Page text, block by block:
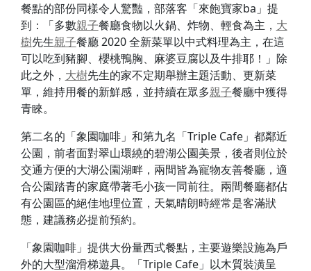
餐點的部份同樣令人驚豔，部落客「來飽寶家ba」提
到：「多數親子餐廳食物以火鍋、炸物、輕食為主， 大
樹先生親子餐廳 2020 全新菜單以中式料理為主，在這
可以吃到豬腳、櫻桃鴨胸、麻婆豆腐以及牛排耶！」除
此之外， 大樹先生的家不定期舉辦主題活動、更新菜
單，維持用餐的新鮮感，並持續在眾多親子餐廳中獲得
青睞。
第二名的「象園咖啡」和第九名「Triple Cafe」都鄰近
公園，前者面對翠山環繞的碧湖公園美景，後者則位於
交通方便的大湖公園湖畔，兩間皆為寵物友善餐廳，適
合公園踏青的家庭帶著毛小孩一同前往。兩間餐廳都佔
有公園區的絕佳地理位置，天氣晴朗時經常是客滿狀
態，建議務必提前預約。
「象園咖啡」提供大份量西式餐點，主要遊樂設施為戶
外的大型溜滑梯遊具。「Triple Cafe」以木質裝潢呈